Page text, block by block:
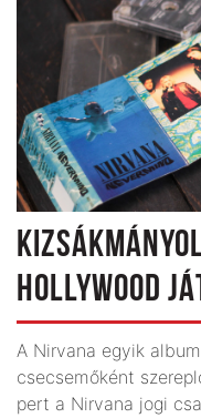
HOLLYWOOD
A Nirvana egyik
csecsemőként
pert a Nirvana jogi